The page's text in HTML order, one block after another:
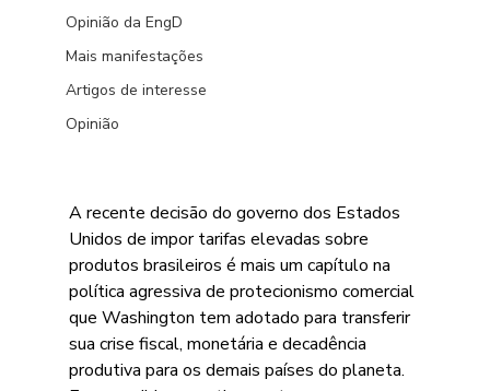
Opinião da EngD
Mais manifestações
Artigos de interesse
Opinião
A recente decisão do governo dos Estados
Unidos de impor tarifas elevadas sobre
produtos brasileiros é mais um capítulo na
política agressiva de protecionismo comercial
que Washington tem adotado para transferir
sua crise fiscal, monetária e decadência
produtiva para os demais países do planeta.